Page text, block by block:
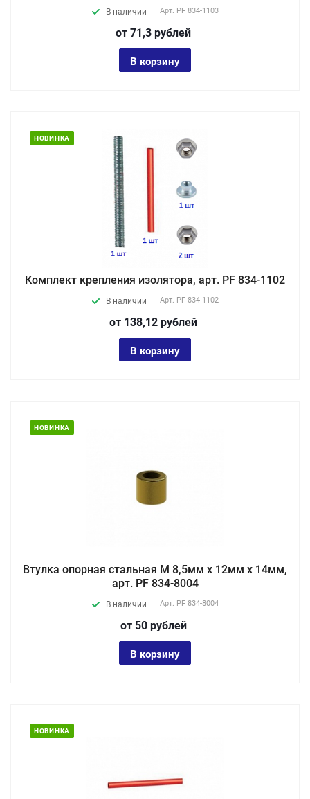
В наличии Арт. PF 834-1103
от 71,3 рублей
В корзину
НОВИНКА
Комплект крепления изолятора, арт. PF 834-1102
В наличии Арт. PF 834-1102
от 138,12 рублей
В корзину
НОВИНКА
Втулка опорная стальная М 8,5мм х 12мм х 14мм,
арт. PF 834-8004
В наличии Арт. PF 834-8004
от 50 рублей
В корзину
НОВИНКА